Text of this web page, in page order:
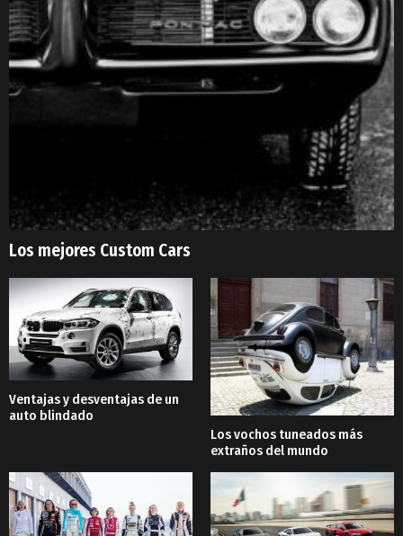
Los mejores Custom Cars
Ventajas y desventajas de un
auto blindado
Los vochos tuneados más
extraños del mundo